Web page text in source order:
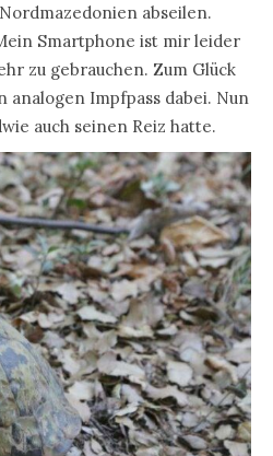
abseilen.
Smartphone ist mir leider
zu gebrauchen. Zum Glück
Impfpass dabei. Nun
auch seinen Reiz hatte.